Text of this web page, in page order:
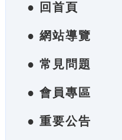
● 回首頁
● 網站導覽
● 常見問題
● 會員專區
● 重要公告